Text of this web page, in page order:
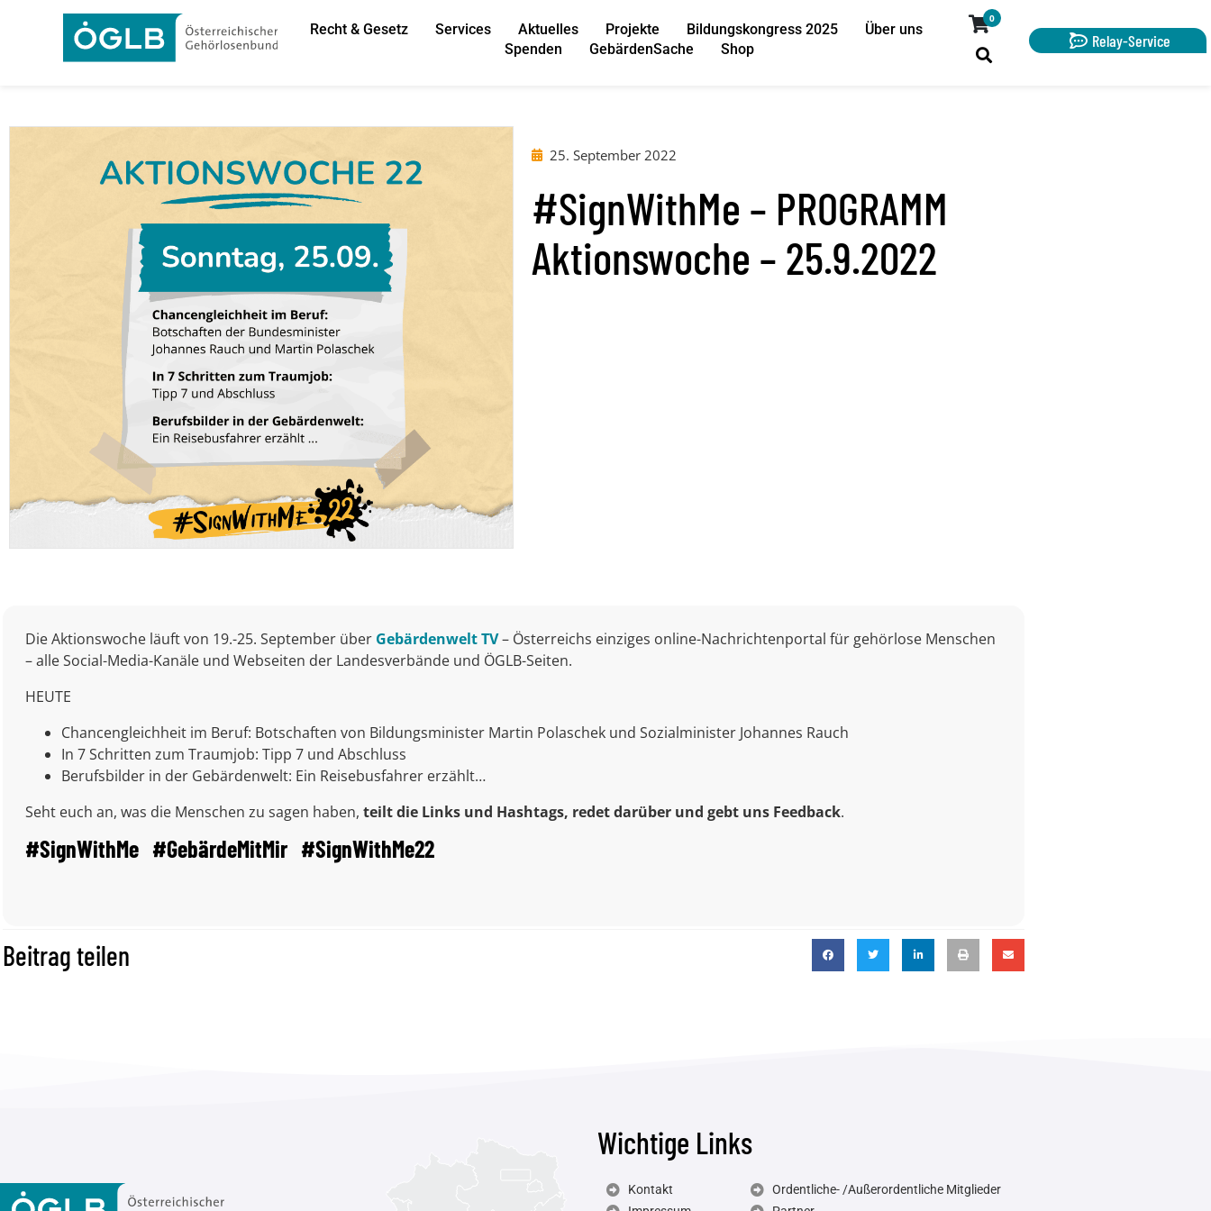
Recht & Gesetz Services Aktuelles Projekte Bildungskongress 2025
Über uns
Spenden
GebärdenSache Shop
0
Relay-Service
25. September 2022
#SignWithMe – PROGRAMM
Aktionswoche – 25.9.2022
Die Aktionswoche läuft von 19.-25. September über Gebärdenwelt TV– Österreichs einziges online-Nachrichtenportal für gehörlose Menschen
– alle Social-Media-Kanäle und Webseiten der Landesverbände und ÖGLB-Seiten.
HEUTE
Chancengleichheit im Beruf: Botschaften von Bildungsminister Martin Polaschek und Sozialminister Johannes Rauch
In 7 Schritten zum Traumjob: Tipp 7 und Abschluss
Berufsbilder in der Gebärdenwelt: Ein Reisebusfahrer erzählt…
Seht euch an, was die Menschen zu sagen haben, teilt die Links und Hashtags, redet darüber und gebt uns Feedback.
#SignWithMe #GebärdeMitMir #SignWithMe22
Beitrag teilen
Wichtige Links
Kontakt
Ordentliche- /Außerordentliche Mitglieder